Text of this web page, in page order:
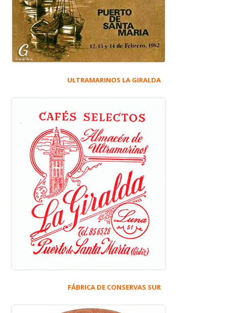
ULTRAMARINOS LA GIRALDA
FÁBRICA DE CONSERVAS SUR